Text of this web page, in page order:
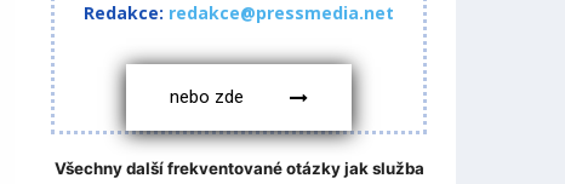
Redakce: redakce@pressmedia.net
nebo zde
Všechny další frekventované otázky jak služba